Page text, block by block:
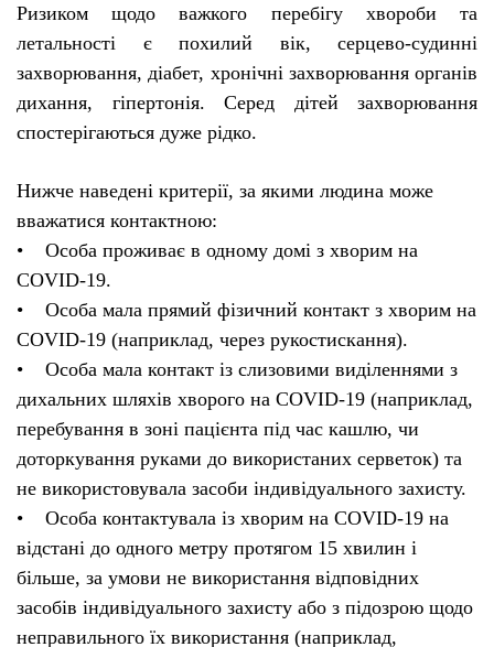
Ризиком щодо важкого перебігу хвороби та
летальності є похилий вік, серцево-судинні
захворювання, діабет, хронічні захворювання органів
дихання, гіпертонія. Серед дітей захворювання
спостерігаються дуже рідко.
Нижче наведені критерії, за якими людина може
вважатися контактною:
• Особа проживає в одному домі з хворим на
COVID-19.
• Особа мала прямий фізичний контакт з хворим на
COVID-19 (наприклад, через рукостискання).
• Особа мала контакт із слизовими виділеннями з
дихальних шляхів хворого на COVID-19 (наприклад,
перебування в зоні пацієнта під час кашлю, чи
доторкування руками до використаних серветок) та
не використовувала засоби індивідуального захисту.
• Особа контактувала із хворим на COVID-19 на
відстані до одного метру протягом 15 хвилин і
більше, за умови не використання відповідних
засобів індивідуального захисту або з підозрою щодо
неправильного їх використання (наприклад,